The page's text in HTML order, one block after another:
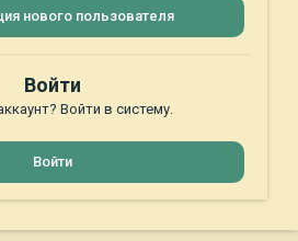
нового пользователя
Войти
Войти в систему.
Войти